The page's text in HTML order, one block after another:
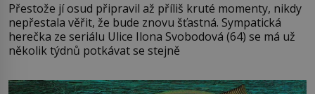
Přestože jí osud připravil až příliš kruté momenty, nikdy
nepřestala věřit, že bude znovu šťastná. Sympatická
herečka ze seriálu Ulice Ilona Svobodová (64) se má už
několik týdnů potkávat se stejně